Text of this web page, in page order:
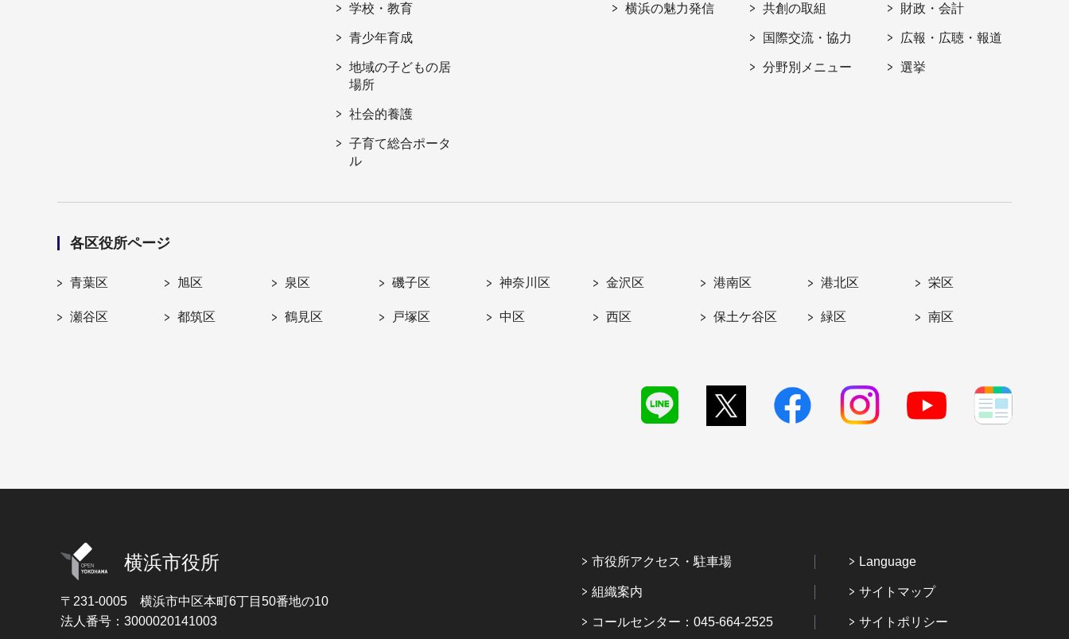
学校・教育
青少年育成
地域の子どもの居
場所
社会的養護
子育て総合ポータ
ル
横浜の魅力発信 共創の取組
国際交流・協力
分野別メニュー
財政・会計
広報・広聴・報道
選挙
各区役所ページ
青葉区 旭区 泉区 磯子区 神奈川区 金沢区 港南区 港北区 栄区
瀬谷区 都筑区 鶴見区 戸塚区 中区 西区 保土ケ谷区 緑区 南区
横浜市役所
〒231-0005 横浜市中区本町6丁目50番地の10
法人番号：3000020141003
市役所アクセス・駐車場
組織案内
コールセンター：045-664-2525
Language
サイトマップ
サイトポリシー